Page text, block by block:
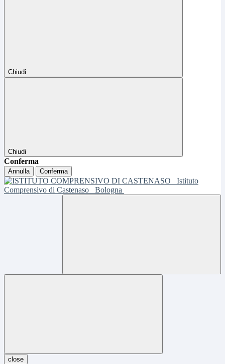
Chiudi
Chiudi
Conferma
Annulla Conferma
Istituto
Comprensivo di Castenaso
Bologna
close